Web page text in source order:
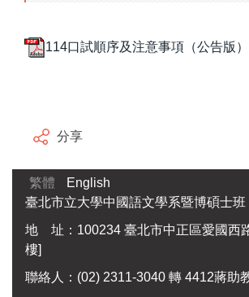
114口試順序及注意事項（公告版
分享
繁體
English
臺北市立大學中國語文學系暨博碩士班
地 址：100234 臺北市中正區愛國西
樓]
聯絡人：(02) 2311-3040 轉 4412蔣助